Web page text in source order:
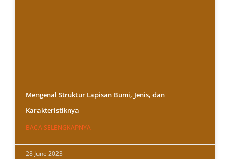
Mengenal Struktur Lapisan Bumi, Jenis, dan
Karakteristiknya
BACA SELENGKAPNYA
28 June 2023